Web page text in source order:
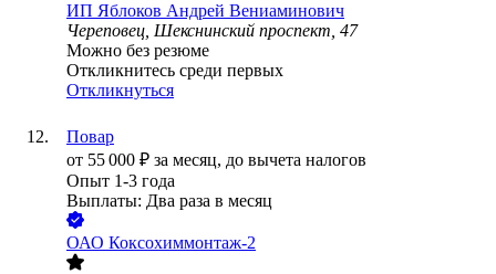
ИП Яблоков Андрей Вениаминович
Череповец, Шекснинский проспект, 47
Можно без резюме
Откликнитесь среди первых
Откликнуться
Повар
от 55 000 ₽ за месяц, до вычета налогов
Опыт 1-3 года
Выплаты: Два раза в месяц
ОАО Коксохиммонтаж-2